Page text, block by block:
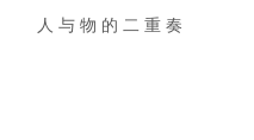
人 与 物 的 二 重 奏